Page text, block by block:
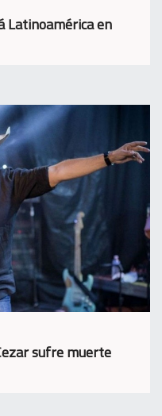
Latinoamérica en
sufre muerte